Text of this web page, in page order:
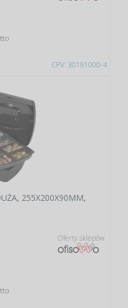
CPV: 30191000-4
255X200X90MM,
Oferty sklepów